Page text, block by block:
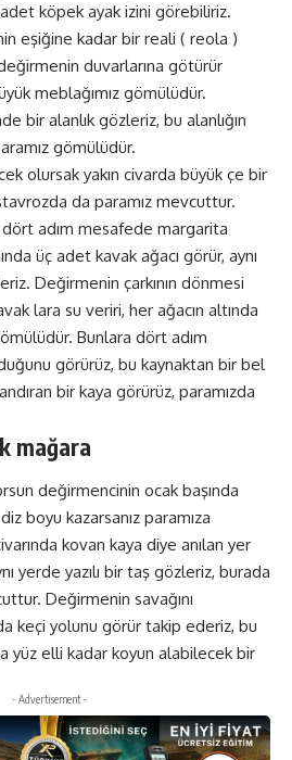
köpek ayak izini görebiliriz.
eşiğine kadar bir reali ( reola )
duvarlarına götürür
meblağımız gömülüdür.
bir alanlık gözleriz, bu alanlığın
gömülüdür.
olursak yakın civarda büyük çe bir
da paramız mevcuttur.
adım mesafede margarita
üç adet kavak ağacı görür, aynı
Değirmenin çarkının dönmesi
lara su veriri, her ağacın altında
Bunlara dört adım
görürüz, bu kaynaktan bir bel
bir kaya görürüz, paramızda
mağara
değirmencinin ocak başında
boyu kazarsanız paramıza
kovan kaya diye anılan yer
yerde yazılı bir taş gözleriz, burada
Değirmenin savağını
keçi yolunu görür takip ederiz, bu
yüz elli kadar koyun alabilecek bir
- Advertisement -